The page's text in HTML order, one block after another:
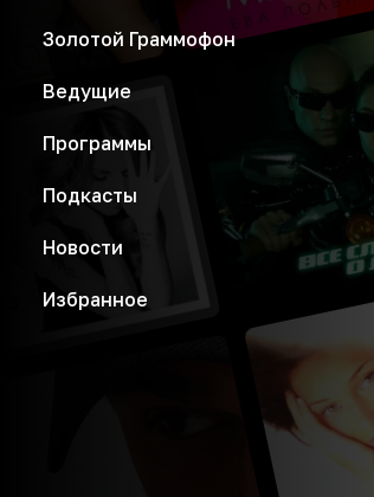
Золотой Граммофон
Ведущие
Программы
Подкасты
Новости
Избранное